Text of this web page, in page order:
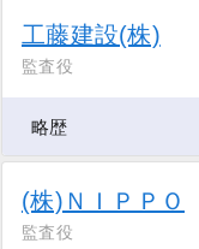
工藤建設(株)
監査役
略歴
(株)ＮＩＰＰＯ
監査役